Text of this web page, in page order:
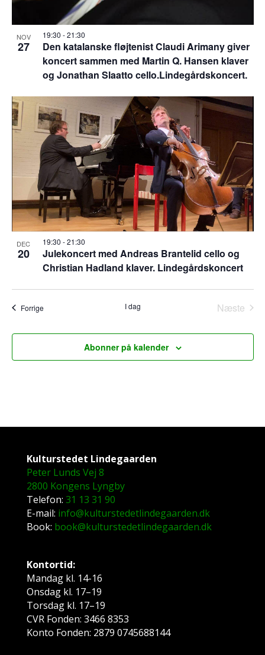
NOV
27
Den katalanske fløjtenist Claudi Arimany giver
koncert sammen med Martin Q. Hansen klaver
og Jonathan Slaatto cello.Lindegårdskoncert.
19:30 -21:30
DEC
20
Julekoncert med Andreas Brantelid cello og
Christian Hadland klaver. Lindegårdskoncert
19:30 -21:30
ForrigeBegivenheder I dag
Næste
Abonner på kalender
Kulturstedet Lindegaarden
Peter Lunds Vej 8
2800 Kongens Lyngby
Telefon: 31 13 31 90
E-mail: info@kulturstedetlindegaarden.dk
Book: book@kulturstedetlindegaarden.dk
Kontortid:
Mandag kl. 14-16
Onsdag kl. 17–19
Torsdag kl. 17–19
CVR Fonden: 3466 8353
Konto Fonden: 2879 0745688144